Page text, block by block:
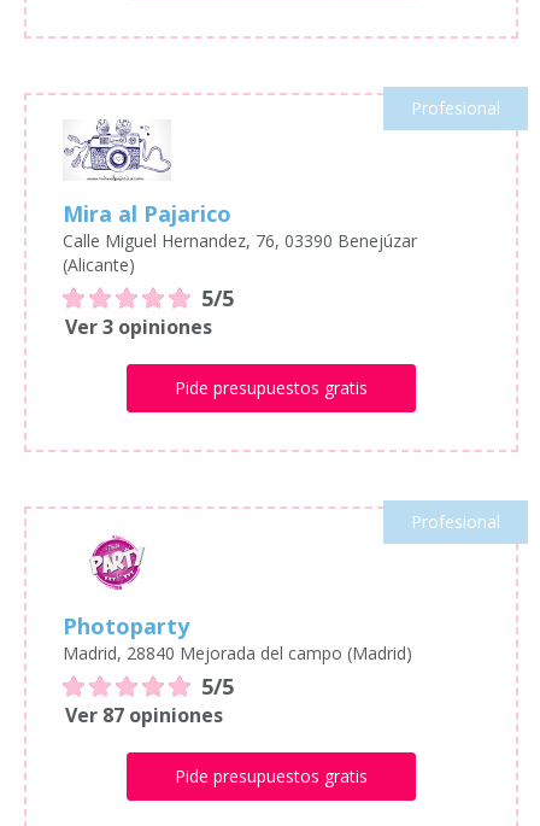
Profesional
Mira al Pajarico
Calle Miguel Hernandez, 76, 03390 Benejúzar
(Alicante)
5/5
Ver 3 opiniones
Pide presupuestos gratis
Profesional
Photoparty
Madrid, 28840 Mejorada del campo (Madrid)
5/5
Ver 87 opiniones
Pide presupuestos gratis